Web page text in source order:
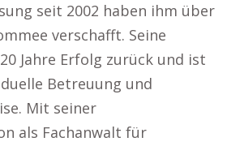
seit 2002 haben ihm über
verschafft. Seine
Jahre Erfolg zurück und ist
Betreuung und
Mit seiner
als Fachanwalt für